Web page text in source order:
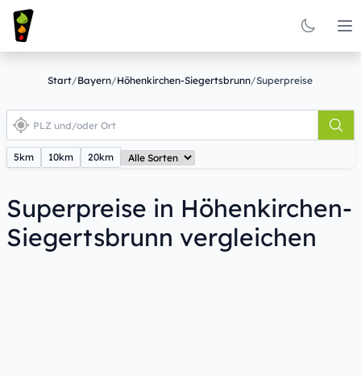
Start/Bayern/Höhenkirchen-Siegertsbrunn/Superpreise
5km 10km 20km
Superpreise in Höhenkirchen-
Siegertsbrunn vergleichen